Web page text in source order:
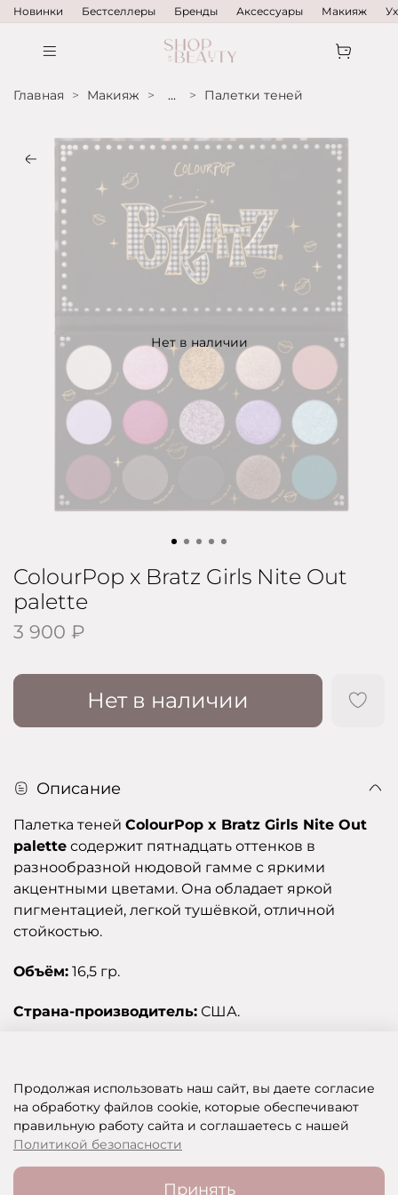
Новинки Бестселлеры Бренды Аксессуары Макияж
Главная Макияж ... Палетки теней
Нет в наличии
ColourPop x Bratz Girls Nite Out
palette
3 900 ₽
Нет в наличии
Описание
Палетка теней ColourPop x Bratz Girls Nite Out
palette содержит пятнадцать оттенков в
разнообразной нюдовой гамме с яркими
акцентными цветами. Она обладает яркой
пигментацией, легкой тушёвкой, отличной
стойкостью.
Объём: 16,5 гр.
Страна-производитель: США.
SHOP OF BEAUTY - МУЛЬТИБРЕНДОВЫЙ ИНТЕРНЕТ-МАГАЗИН КОСМЕТИКИ
Продолжая использовать наш сайт, вы даете согласие
на обработку файлов cookie, которые обеспечивают
правильную работу сайта и соглашаетесь с нашей
Политикой безопасности
Принять